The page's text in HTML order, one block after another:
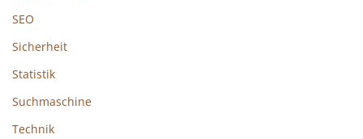
SEO
Sicherheit
Statistik
Suchmaschine
Technik